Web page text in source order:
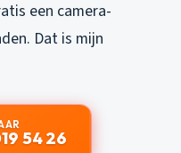
een camera-
Dat is mijn
54 26